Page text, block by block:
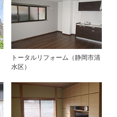
トータルリフォーム（静岡市清
水区）